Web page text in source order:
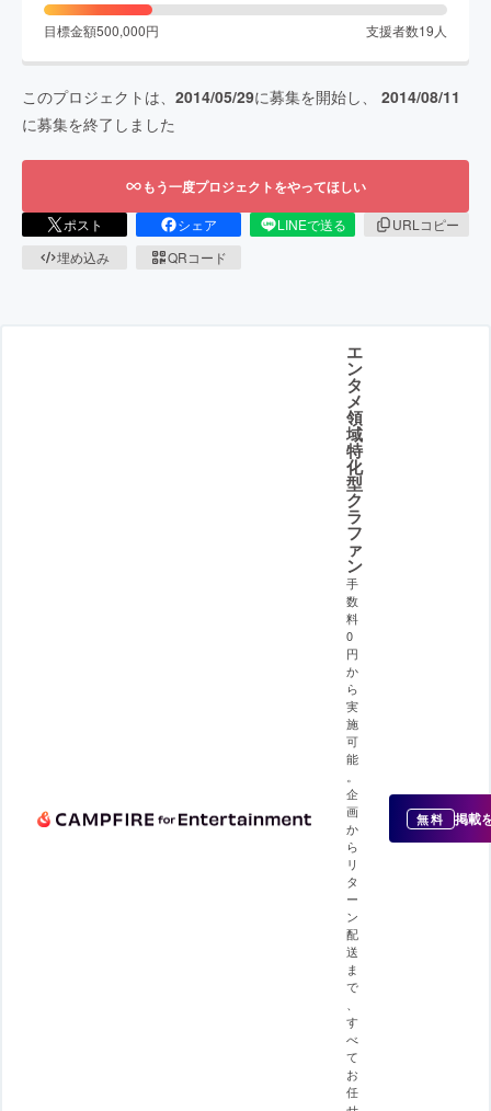
目標金額500,000円 支援者数19 人
このプロジェクトは、 2014/05/29に募集を開始し、 2014/08/11
に募集を終了しました
もう一度プロジェクトをやってほしい
ポスト シェア LINEで送る
URLコピー
埋め込み
QRコード
エ
ン
タ
メ
領
域
特
化
型
ク
ラ
フ
ァ
ン
手
数
料
0
円
か
ら
実
施
可
能
。
企
画
か
ら
リ
タ
ー
ン
配
送
ま
で
、
す
べ
て
お
任
無料 掲載